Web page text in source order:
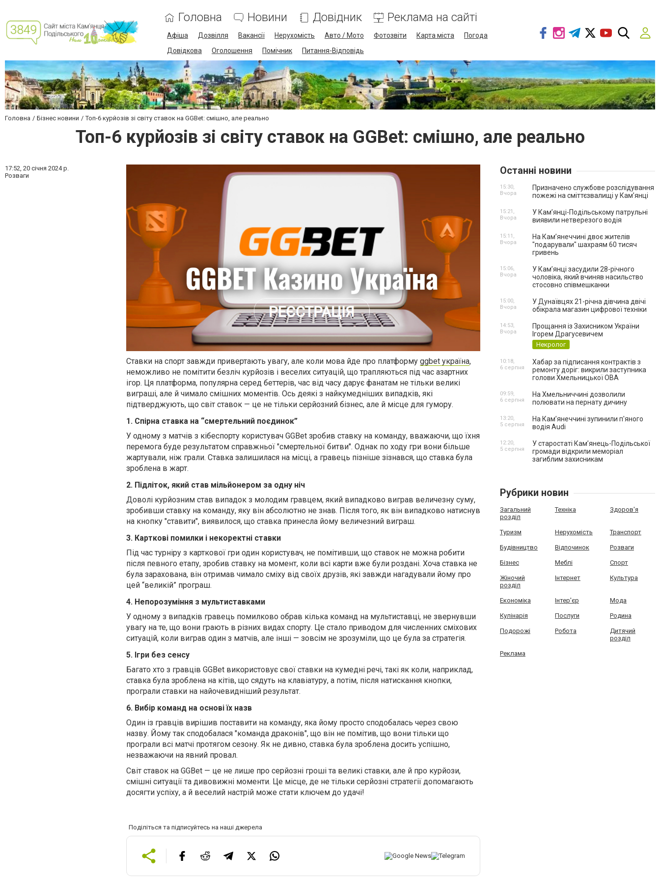
Головна Новини Довідник Реклама на сайті
Афіша Дозвілля Вакансії Нерухомість Авто / Мото Фотозвіти Карта міста
Погода
Довідкова
Оголошення Помічник Питання-Відповідь
Головна Бізнес новини Топ-6 курйозів зі світу ставок на GGBet: смішно, але реально
Топ-6 курйозів зі світу ставок на GGBet: смішно, але реально
17:52, 20 січня 2024 р.
Розваги
Ставки на спорт завжди привертають увагу, але коли мова йде про платформу ggbet україна,
неможливо не помітити безліч курйозів і веселих ситуацій, що трапляються під час азартних
ігор. Ця платформа, популярна серед беттерів, час від часу дарує фанатам не тільки великі
виграші, але й чимало смішних моментів. Ось деякі з найкумедніших випадків, які
підтверджують, що світ ставок — це не тільки серйозний бізнес, але й місце для гумору.
1. Спірна ставка на “смертельний поєдинок”
У одному з матчів з кібеспорту користувач GGBet зробив ставку на команду, вважаючи, що їхня
перемога буде результатом справжньої "смертельної битви". Однак по ходу гри вони більше
жартували, ніж грали. Ставка залишилася на місці, а гравець пізніше зізнався, що ставка була
зроблена в жарт.
2. Підліток, який став мільйонером за одну ніч
Доволі курйозним став випадок з молодим гравцем, який випадково виграв величезну суму,
зробивши ставку на команду, яку він абсолютно не знав. Після того, як він випадково натиснув
на кнопку "ставити", виявилося, що ставка принесла йому величезний виграш.
3. Карткові помилки і некоректні ставки
Під час турніру з карткової гри один користувач, не помітивши, що ставок не можна робити
після певного етапу, зробив ставку на момент, коли всі карти вже були роздані. Хоча ставка не
була зарахована, він отримав чимало сміху від своїх друзів, які завжди нагадували йому про
цей “великій” програш.
4. Непорозуміння з мультиставками
У одному з випадків гравець помилково обрав кілька команд на мультиставці, не звернувши
увагу на те, що вони грають в різних видах спорту. Це стало приводом для численних сміхових
ситуацій, коли виграв один з матчів, але інші — зовсім не зрозуміли, що це була за стратегія.
5. Ігри без сенсу
Багато хто з гравців GGBet використовує свої ставки на кумедні речі, такі як коли, наприклад,
ставка була зроблена на кітів, що сядуть на клавіатуру, а потім, після натискання кнопки,
програли ставки на найочевидніший результат.
6. Вибір команд на основі їх назв
Один із гравців вирішив поставити на команду, яка йому просто сподобалась через свою
назву. Йому так сподобалася "команда драконів", що він не помітив, що вони тільки що
програли всі матчі протягом сезону. Як не дивно, ставка була зроблена досить успішно,
незважаючи на явний провал.
Світ ставок на GGBet — це не лише про серйозні гроші та великі ставки, але й про курйози,
смішні ситуації та дивовижні моменти. Це місце, де не тільки серйозні стратегії допомагають
досягти успіху, а й веселий настрій може стати ключем до удачі!
Поділіться та підписуйтесь на наші джерела
Останні новини
Призначено службове розслідування
пожежі на сміттєзвалищі у Кам’янці
15:30,
Вчора
У Кам’янці-Подільському патрульні
виявили нетверезого водія
15:21,
Вчора
На Камʼянеччині двоє жителів
"подарували" шахраям 60 тисяч
гривень
15:11,
Вчора
У Камʼянці засудили 28-річного
чоловіка, який вчиняв насильство
стосовно співмешканки
15:06,
Вчора
У Дунаївцях 21-річна дівчина двічі
обікрала магазин цифрової техніки
15:00,
Вчора
Прощання із Захисником України
Ігорем Драгусевичем
Некролог
14:53,
Вчора
Хабар за підписання контрактів з
ремонту доріг: викрили заступника
голови Хмельницької ОВА
10:18,
6 серпня
На Хмельниччині дозволили
полювати на пернату дичину
09:59,
6 серпня
На Камʼянеччині зупинили п'яного
водія Audi
13:20,
5 серпня
У старостаті Кам’янець-Подільської
громади відкрили меморіал
загиблим захисникам
12:20,
5 серпня
Рубрики новин
Загальний
розділ
Техніка Здоров'я
Туризм Нерухомість Транспорт
Будівництво Відпочинок Розваги
Бізнес Меблі Спорт
Жіночий
розділ
Інтернет Культура
Економіка Інтер'єр Мода
Кулінарія Послуги Родина
Подорожі Робота
Дитячий
розділ
Реклама